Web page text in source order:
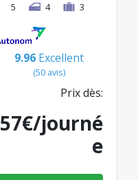
5
4 3
9.96 Excellent
(50 avis)
Prix dès:
57€/journé
e